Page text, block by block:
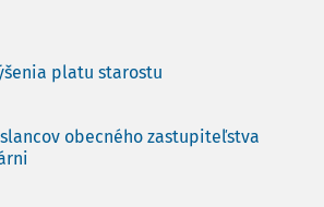
platu starostu
obecného zastupiteľstva